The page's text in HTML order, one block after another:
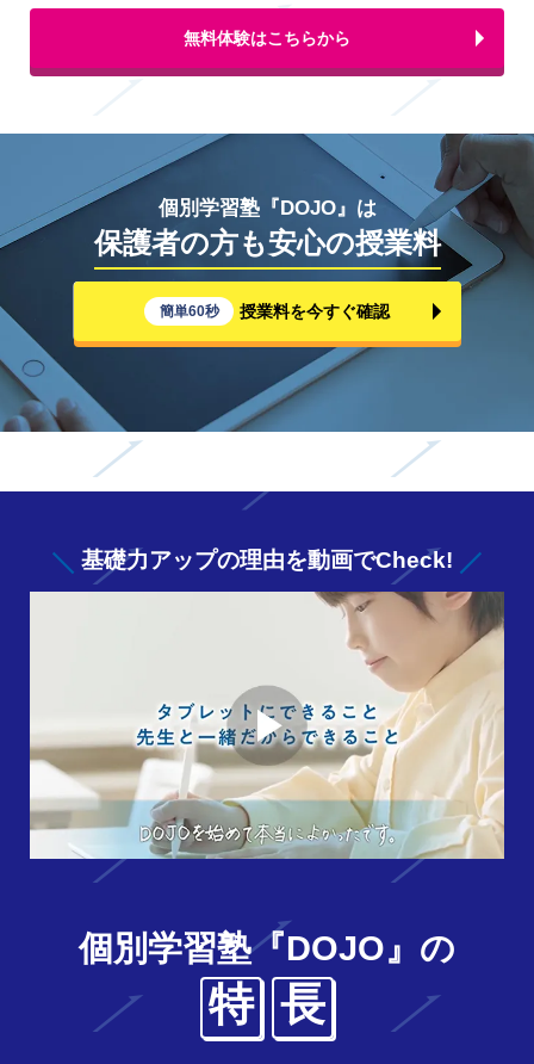
無料体験はこちらから
個別学習塾『DOJO』は
保護者の方も安心の授業料
簡単60秒 授業料を今すぐ確認
基礎力アップの理由を動画でCheck!
個別学習塾『DOJO』の
特 長